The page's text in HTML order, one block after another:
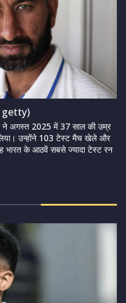
getty)
ने अगस्त 2025 में 37 साल की उम्र
उन्होंने 103 टेस्ट मैच खेले और
भारत के आठवें सबसे ज्यादा टेस्ट रन